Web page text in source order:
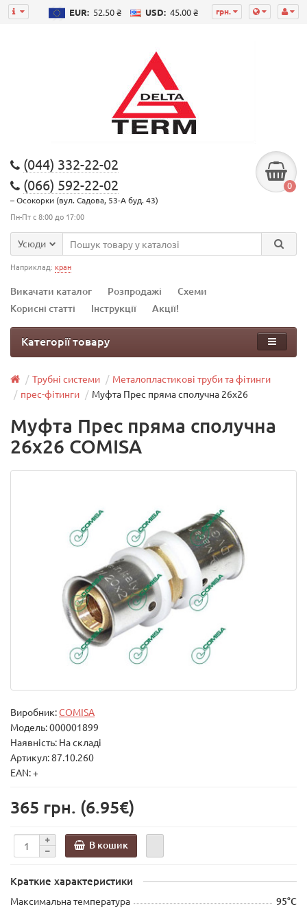
грн.
EUR: 52.50 ₴ USD: 45.00 ₴
(044) 332-22-02
(066) 592-22-02
– Осокорки (вул. Садова, 53-А буд. 43)
Пн-Пт с 8:00 до 17:00
0
Усюди
Наприклад: кран
Викачати каталог Розпродажі
Схеми
Корисні статті
Інструкції Акції!
Категорії товару
Трубні системи
Металопластикові труби та фітинги
прес-фітинги
Муфта Прес пряма сполучна 26х26
Муфта Прес пряма сполучна
26х26 COMISA
Виробник:COMISA
Модель:000001899
Наявність: На складі
Артикул: 87.10.260
EAN: +
365 грн. (6.95€)
В кошик
Краткие характеристики
Максимальна температура 95°C